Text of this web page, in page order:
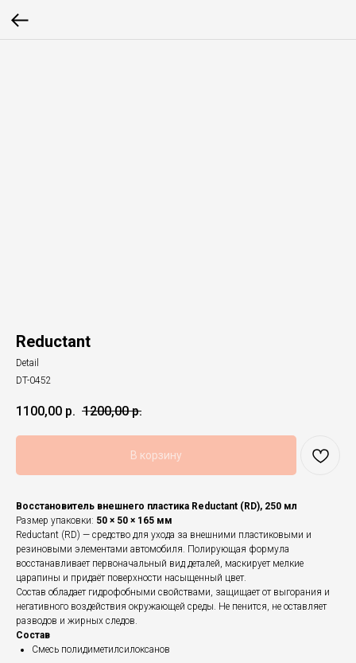
Reductant
Detail
DT-0452
1100,00 р. 1200,00 р.
В корзину
Восстановитель внешнего пластика Reductant (RD), 250 мл
Размер упаковки: 50 × 50 × 165 мм
Reductant (RD) — средство для ухода за внешними пластиковыми и
резиновыми элементами автомобиля. Полирующая формула
восстанавливает первоначальный вид деталей, маскирует мелкие
царапины и придаёт поверхности насыщенный цвет.
Состав обладает гидрофобными свойствами, защищает от выгорания и
негативного воздействия окружающей среды. Не пенится, не оставляет
разводов и жирных следов.
Состав
Смесь полидиметилсилоксанов